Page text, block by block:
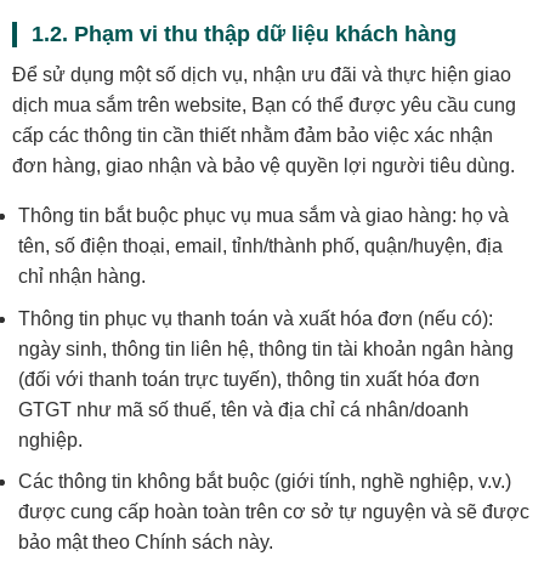
1.2. Phạm vi thu thập dữ liệu khách hàng
Để sử dụng một số dịch vụ, nhận ưu đãi và thực hiện giao
dịch mua sắm trên website, Bạn có thể được yêu cầu cung
cấp các thông tin cần thiết nhằm đảm bảo việc xác nhận
đơn hàng, giao nhận và bảo vệ quyền lợi người tiêu dùng.
Thông tin bắt buộc phục vụ mua sắm và giao hàng: họ và
tên, số điện thoại, email, tỉnh/thành phố, quận/huyện, địa
chỉ nhận hàng.
Thông tin phục vụ thanh toán và xuất hóa đơn (nếu có):
ngày sinh, thông tin liên hệ, thông tin tài khoản ngân hàng
(đối với thanh toán trực tuyến), thông tin xuất hóa đơn
GTGT như mã số thuế, tên và địa chỉ cá nhân/doanh
nghiệp.
Các thông tin không bắt buộc (giới tính, nghề nghiệp, v.v.)
được cung cấp hoàn toàn trên cơ sở tự nguyện và sẽ được
bảo mật theo Chính sách này.